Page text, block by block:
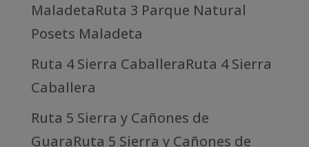
MaladetaRuta 3 Parque Natural
Posets Maladeta
Ruta 4 Sierra CaballeraRuta 4 Sierra
Caballera
Ruta 5 Sierra y Cañones de
GuaraRuta 5 Sierra y Cañones de